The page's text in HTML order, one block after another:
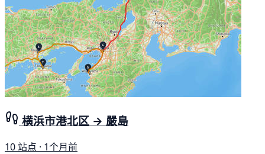
横浜市港北区 → 嚴島
10 站点 · 1个月前